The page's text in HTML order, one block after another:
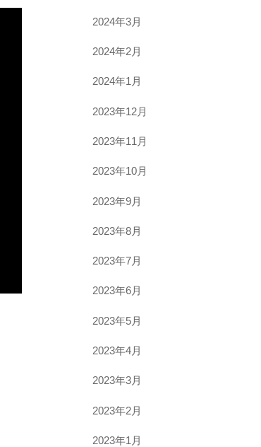
2024年3月
2024年2月
2024年1月
2023年12月
2023年11月
2023年10月
2023年9月
2023年8月
2023年7月
2023年6月
2023年5月
2023年4月
2023年3月
2023年2月
2023年1月